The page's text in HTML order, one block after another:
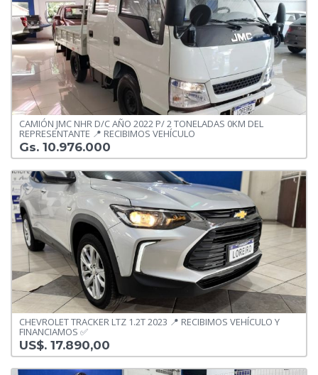
CAMIÓN JMC NHR D/C AÑO 2022 P/ 2 TONELADAS 0KM DEL
REPRESENTANTE 📍 RECIBIMOS VEHÍCULO
Gs. 10.976.000
CHEVROLET TRACKER LTZ 1.2T 2023 📍 RECIBIMOS VEHÍCULO Y
FINANCIAMOS ✅️
US$. 17.890,00